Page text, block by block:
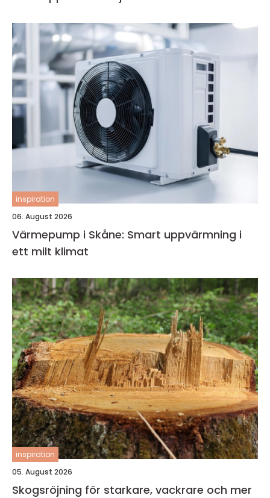
inspiration
06. August 2026
Värmepump i Skåne: Smart uppvärmning i
ett milt klimat
inspiration
05. August 2026
Skogsröjning för starkare, vackrare och mer